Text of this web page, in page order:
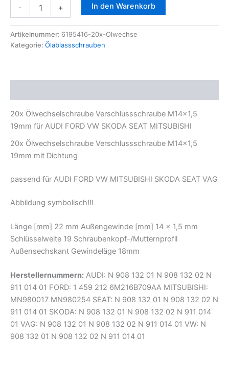
-
Ölablassschraube
M14x1,5
19mm
MITSUBISHI
Menge
+ In den Warenkorb
Artikelnummer: 6195416-20x-Olwechse
Kategorie: Ölablassschrauben
20x Ölwechselschraube Verschlussschraube M14x1,5
19mm für AUDI FORD VW SKODA SEAT MITSUBISHI
20x Ölwechselschraube Verschlussschraube M14x1,5
19mm mit Dichtung
passend für AUDI FORD VW MITSUBISHI SKODA SEAT VAG
Abbildung symbolisch!!!
Länge [mm] 22 mm Außengewinde [mm] 14 x 1,5 mm
Schlüsselweite 19 Schraubenkopf-/Mutternprofil
Außensechskant Gewindeläge 18mm
Herstellernummern: AUDI: N 908 132 01 N 908 132 02 N
911 014 01 FORD: 1 459 212 6M216B709AA MITSUBISHI:
MN980017 MN980254 SEAT: N 908 132 01 N 908 132 02 N
911 014 01 SKODA: N 908 132 01 N 908 132 02 N 911 014
01 VAG: N 908 132 01 N 908 132 02 N 911 014 01 VW: N
908 132 01 N 908 132 02 N 911 014 01